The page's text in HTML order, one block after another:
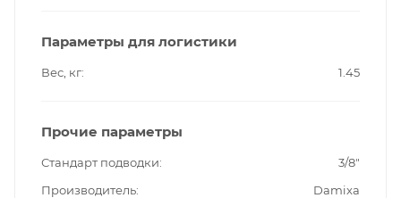
Параметры для логистики
Вес, кг 1.45
Прочие параметры
Стандарт подводки
3/8"
Производитель
Damixa